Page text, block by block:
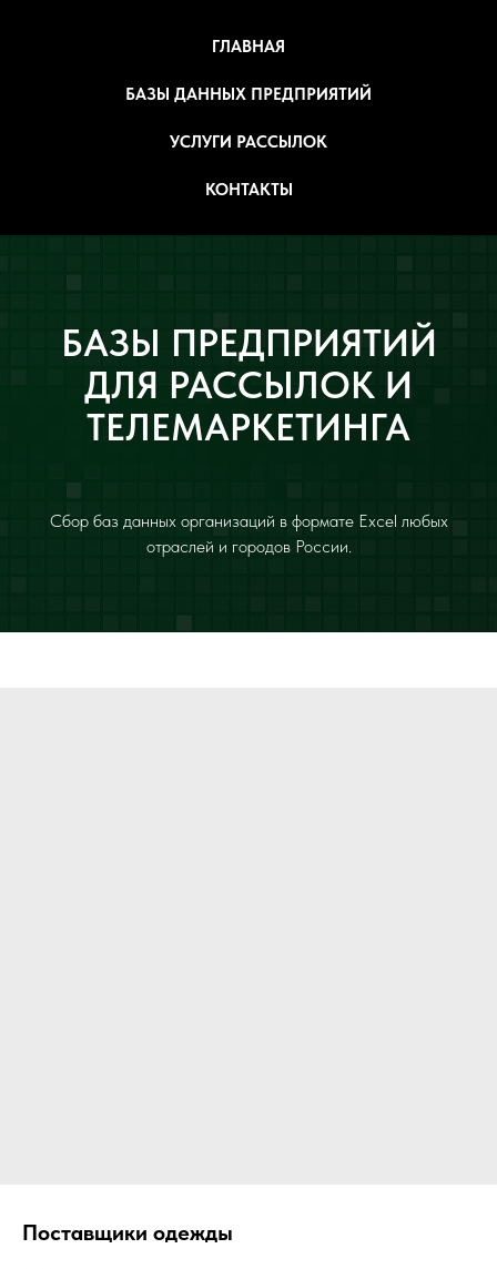
ГЛАВНАЯ
БАЗЫ ДАННЫХ ПРЕДПРИЯТИЙ
УСЛУГИ РАССЫЛОК
КОНТАКТЫ
БАЗЫ ПРЕДПРИЯТИЙ
ДЛЯ РАССЫЛОК И
ТЕЛЕМАРКЕТИНГА
Сбор баз данных организаций в формате Excel любых
отраслей и городов России.
Поставщики одежды